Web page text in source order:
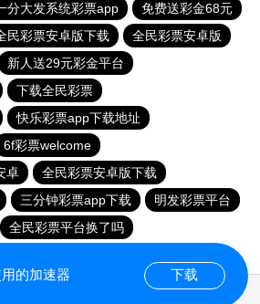
分大发系统彩票app
免费送彩金68元
民彩票安卓版下载
全民彩票安卓版
新人送29元彩金平台
下载全民彩票
快乐彩票app下载地址
6f彩票welcome
卓
全民彩票安卓版下载
三分钟彩票app下载
明发彩票平台
全民彩票平台换了吗
的加速器 下载